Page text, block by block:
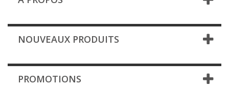
NOUVEAUX PRODUITS
PROMOTIONS